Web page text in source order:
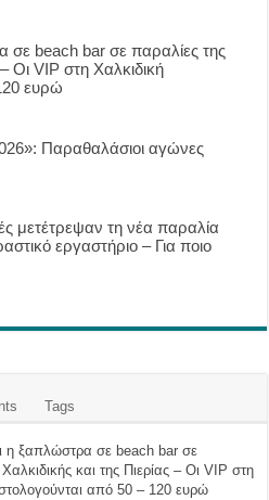
σε beach bar σε παραλίες της
Οι VIP στη Χαλκιδική
ευρώ
Παραθαλάσιοι αγώνες
μετέτρεψαν τη νέα παραλία
εργαστήριο – Για ποιο
Tags
η ξαπλώστρα σε beach bar σε
και της Πιερίας – Οι VIP στη
από 50 – 120 ευρώ